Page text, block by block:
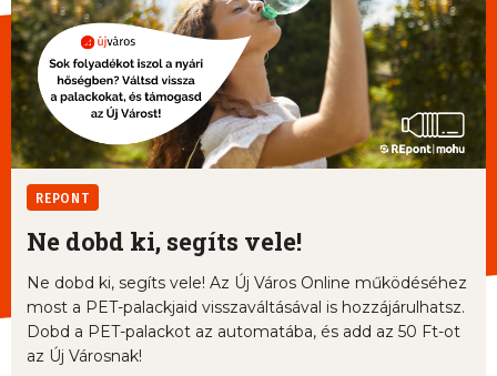
REPONT
Ne dobd ki, segíts vele!
Ne dobd ki, segíts vele! Az Új Város Online működéséhez
most a PET-palackjaid visszaváltásával is hozzájárulhatsz.
Dobd a PET-palackot az automatába, és add az 50 Ft-ot
az Új Városnak!